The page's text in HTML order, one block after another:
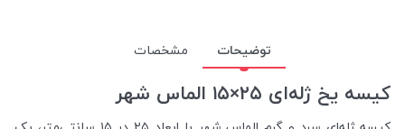
توضیحات مشخصات
کیسه یخ ژله‌ای ۲۵×۱۵ الماس شهر